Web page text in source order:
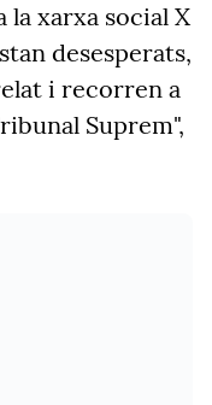
la xarxa social X
desesperats,
i recorren a
Suprem",